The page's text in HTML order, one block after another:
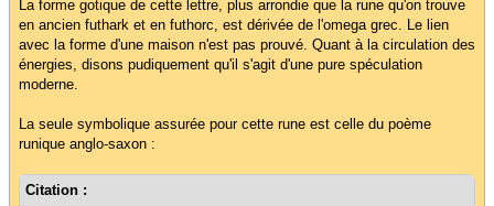
La forme gotique de cette lettre, plus arrondie que la rune qu'on trouve
en ancien futhark et en futhorc, est dérivée de l'omega grec. Le lien
avec la forme d'une maison n'est pas prouvé. Quant à la circulation des
énergies, disons pudiquement qu'il s'agit d'une pure spéculation
moderne.
La seule symbolique assurée pour cette rune est celle du poème
runique anglo-saxon :
Citation :